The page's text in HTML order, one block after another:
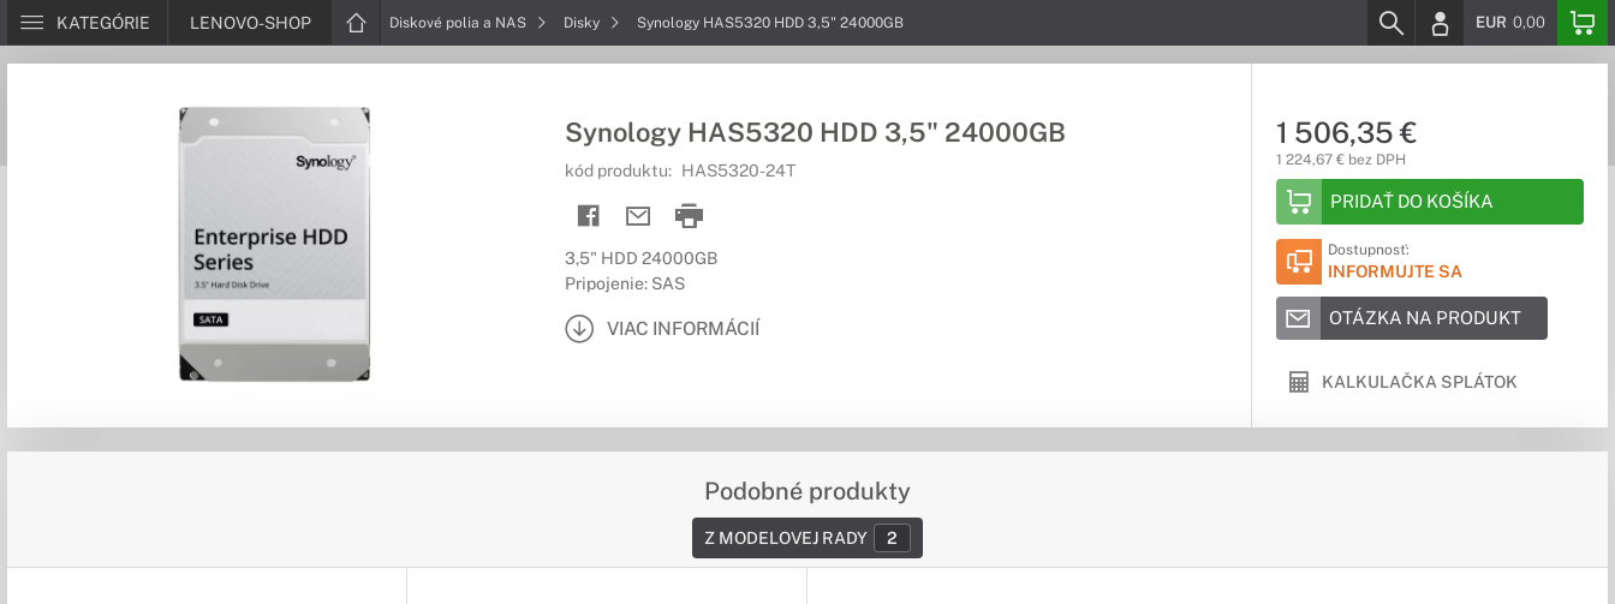
KATEGÓRIE LENOVO-SHOP Diskové polia a NAS Disky Synology HAS5320 HDD 3,5" 24000GB EUR 0,00
Synology HAS5320 HDD 3,5" 24000GB
kód produktu: HAS5320-24T
3,5" HDD 24000GB
Pripojenie: SAS
VIAC INFORMÁCIÍ
1 506,35 €
1 224,67 € bez DPH
PRIDAŤ DO KOŠÍKA
Dostupnosť:
INFORMUJTE SA
OTÁZKA NA PRODUKT
KALKULAČKA SPLÁTOK
Podobné produkty
Z MODELOVEJ RADY 2